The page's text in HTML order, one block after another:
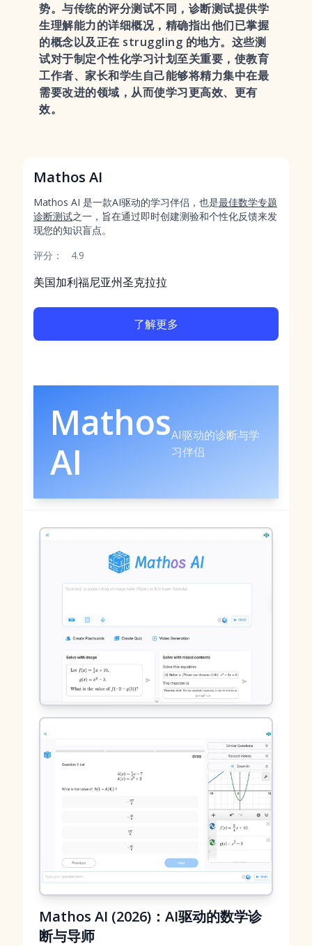
势。与传统的评分测试不同，诊断测试提供学
生理解能力的详细概况，精确指出他们已掌握
的概念以及正在 struggling 的地方。这些测
试对于制定个性化学习计划至关重要，使教育
工作者、家长和学生自己能够将精力集中在最
需要改进的领域，从而使学习更高效、更有
效。
Mathos AI
Mathos AI 是一款AI驱动的学习伴侣，也是最佳数学专题
诊断测试之一，旨在通过即时创建测验和个性化反馈来发
现您的知识盲点。
评分：
4.9
美国加利福尼亚州圣克拉拉
了解更多
Mathos
AI
AI驱动的诊断与学
习伴侣
Mathos AI (2026)：AI驱动的数学诊
断与导师